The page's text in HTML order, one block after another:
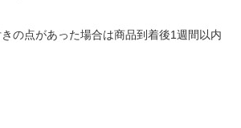
の点があった場合は商品到着後1週間以内